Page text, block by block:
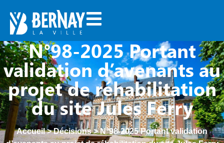
N°98-2025 Portant
validation d’avenants au
projet de réhabilitation
du site Jules Ferry
Accueil>Décisions>N°98-2025 Portant validation